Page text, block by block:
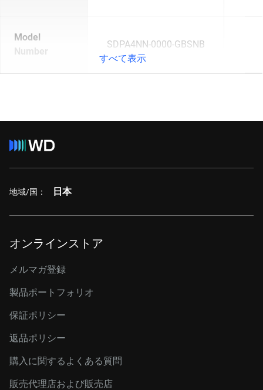
Model
Number
SDPA4NN-0000-GBSNB
すべて表示
地域/国： 日本
オンラインストア
メルマガ登録
製品ポートフォリオ
保証ポリシー
返品ポリシー
購入に関するよくある質問
販売代理店および販売店